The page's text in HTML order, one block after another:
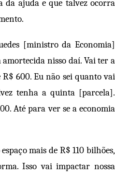
da ajuda e que talvez ocorra
[ministro da Economia]
nisso daí. Vai ter a
600. Eu não sei quanto vai
tenha a quinta [parcela].
Até para ver se a economia
mais de R$ 110 bilhões,
Isso vai impactar nossa